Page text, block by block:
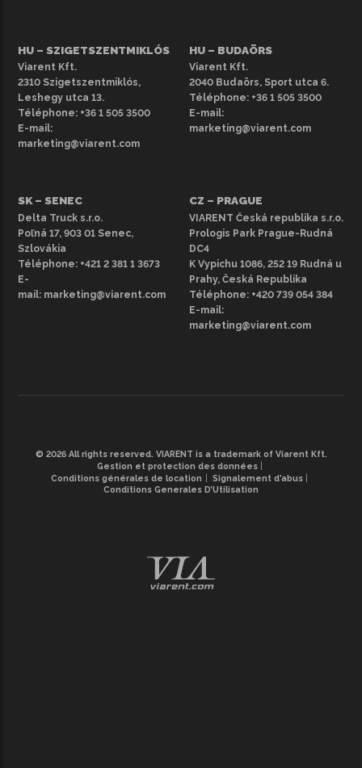
HU – SZIGETSZENTMIKLÓS
Viarent Kft.
2310 Szigetszentmiklós,
Leshegy utca 13.
Téléphone: +36 1 505 3500
E-mail:
marketing@viarent.com
HU – BUDAÖRS
Viarent Kft.
2040 Budaörs, Sport utca 6.
Téléphone: +36 1 505 3500
E-mail:
marketing@viarent.com
SK – SENEC
Delta Truck s.r.o.
Poľná 17, 903 01 Senec,
Szlovákia
Téléphone: +421 2 381 1 3673
E-
mail: marketing@viarent.com
CZ – PRAGUE
VIARENT Česká republika s.r.o.
Prologis Park Prague-Rudná
DC4
K Vypichu 1086, 252 19 Rudná u
Prahy, Česká Republika
Téléphone: +420 739 054 384
E-mail:
marketing@viarent.com
© 2026 All rights reserved. VIARENT is a trademark of Viarent Kft.
Gestion et protection des données
Conditions générales de location
Signalement d’abus
Conditions Generales D’Utilisation